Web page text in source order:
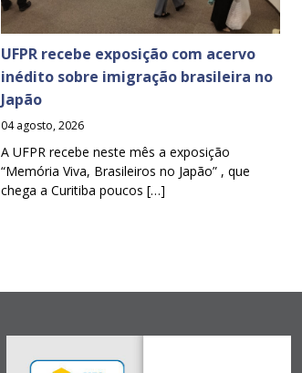
UFPR recebe exposição com acervo
inédito sobre imigração brasileira no
Japão
04 agosto, 2026
A UFPR recebe neste mês a exposição
“Memória Viva, Brasileiros no Japão” , que
chega a Curitiba poucos […]